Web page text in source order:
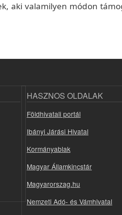
aki valamilyen módon
HASZNOS OLDALAK
Földhivatali portál
Ibányi Járási Hivatal
Kormányablak
Magyar Államkincstár
Magyarorszag.hu
Nemzeti Adó- és Vámhivatal